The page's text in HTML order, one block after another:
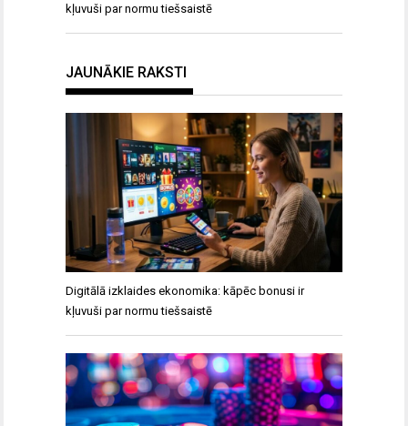
kļuvuši par normu tiešsaistē
JAUNĀKIE RAKSTI
Digitālā izklaides ekonomika: kāpēc bonusi ir
kļuvuši par normu tiešsaistē